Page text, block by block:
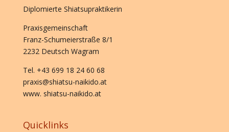
Diplomierte Shiatsupraktikerin
Praxisgemeinschaft
Franz-Schumeierstraße 8/1
2232 Deutsch Wagram
Tel. +43 699 18 24 60 68
praxis@shiatsu-naikido.at
www. shiatsu-naikido.at
Quicklinks